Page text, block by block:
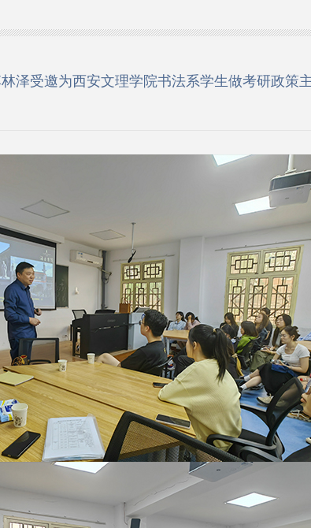
泽受邀为西安文理学院书法系学生做考研政策